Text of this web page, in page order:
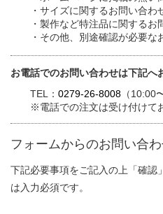
・サイズに関するお問い合わ
・製作など特注品に関するお
・その他、別途確認が必要な
お電話でのお問い合わせは下記へ
TEL： 0279-26-8008 （10:00
※電話での注文は受け付けて
フォームからのお問い合
下記必要事項をご記入の上「確認
は入力必須です。